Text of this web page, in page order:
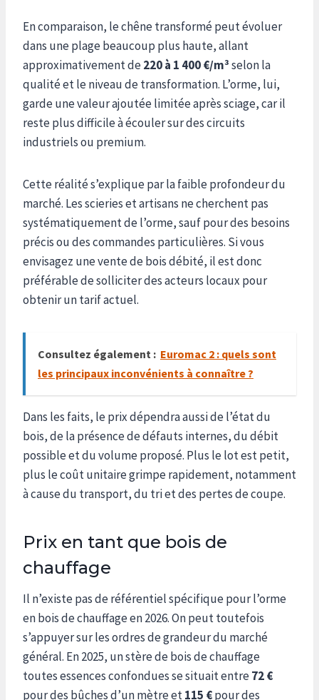
En comparaison, le chêne transformé peut évoluer
dans une plage beaucoup plus haute, allant
approximativement de220 à 1 400 €/m³selon la
qualité et le niveau de transformation. L’orme, lui,
garde une valeur ajoutée limitée après sciage, car il
reste plus difficile à écouler sur des circuits
industriels ou premium.
Cette réalité s’explique par la faible profondeur du
marché. Les scieries et artisans ne cherchent pas
systématiquement de l’orme, sauf pour des besoins
précis ou des commandes particulières. Si vous
envisagez une vente de bois débité, il est donc
préférable de solliciter des acteurs locaux pour
obtenir un tarif actuel.
Consultez également : Euromac 2 : quels sont
les principaux inconvénients à connaître ?
Dans les faits, le prix dépendra aussi de l’état du
bois, de la présence de défauts internes, du débit
possible et du volume proposé. Plus le lot est petit,
plus le coût unitaire grimpe rapidement, notamment
à cause du transport, du tri et des pertes de coupe.
Prix en tant que bois de
chauffage
Il n’existe pas de référentiel spécifique pour l’orme
en bois de chauffage en 2026. On peut toutefois
s’appuyer sur les ordres de grandeur du marché
général. En 2025, un stère de bois de chauffage
toutes essences confondues se situait entre72 €
pour des bûches d’un mètre et115 €pour des